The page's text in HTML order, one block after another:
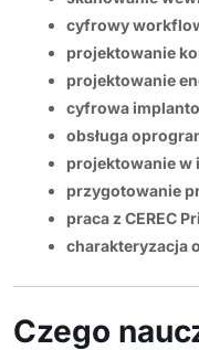
cyfrowy
projektowanie
projektowanie
cyfrowa
obsługa
projektowanie w
przygotowanie
praca z CEREC
charakteryzacja
Czego